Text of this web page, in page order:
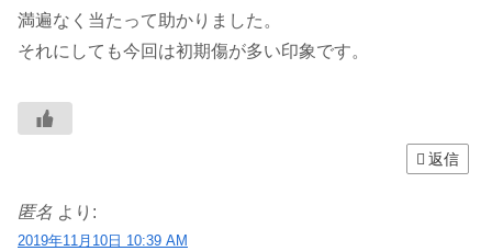
満遍なく当たって助かりました。
それにしても今回は初期傷が多い印象です。
返信
匿名 より:
2019年11月10日 10:39 AM